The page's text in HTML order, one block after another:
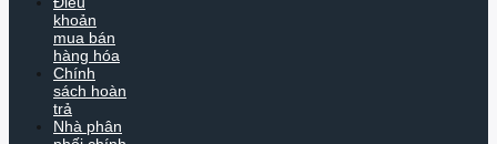
khoản
mua bán
hàng hóa
Chính
sách hoàn
trả
Nhà phân